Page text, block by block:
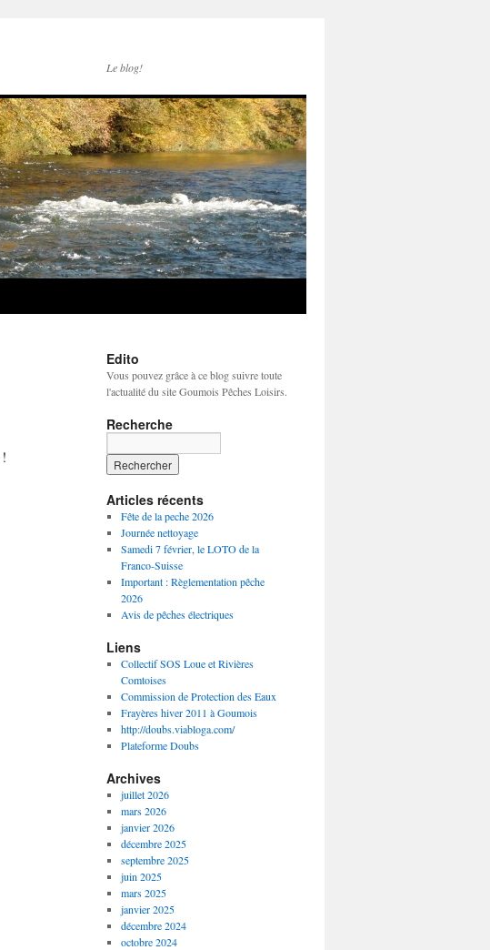
Le blog!
Edito
Vous pouvez grâce à ce blog suivre toute
l'actualité du site Goumois Pêches Loisirs.
Recherche
Articles récents
Fête de la peche 2026
Journée nettoyage
Samedi 7 février, le LOTO de la
Franco-Suisse
Important : Règlementation pêche
2026
Avis de pêches électriques
Liens
Collectif SOS Loue et Rivières
Comtoises
Commission de Protection des Eaux
Frayères hiver 2011 à Goumois
http://doubs.viabloga.com/
Plateforme Doubs
Archives
juillet 2026
mars 2026
janvier 2026
décembre 2025
septembre 2025
juin 2025
mars 2025
janvier 2025
décembre 2024
octobre 2024